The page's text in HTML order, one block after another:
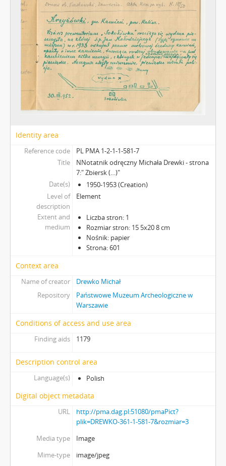
Identity area
Reference code
PL PMA 1-2-1-1-581-7
Title
NNotatnik odręczny Michała Drewki - strona
7:" Zbiersk (…)"
Date(s)
1950-1953 (Creation)
Level of
description
Element
Extent and
medium
Liczba stron: 1
Rozmiar stron: 15 5x20 8 cm
Nośnik: papier
Strona: 601
Context area
Name of creator
Drewko Michał
Repository
Państwowe Muzeum Archeologiczne w
Warszawie
Conditions of access and use area
Finding aids 1179
Description control area
Language(s) Polish
Digital object metadata
URL
http://pma.dag.pl:51080/pmaPict?
plik=DREWKO-361-1-581-7&rozmiar=3
Media type
Image
Mime-type
image/jpeg